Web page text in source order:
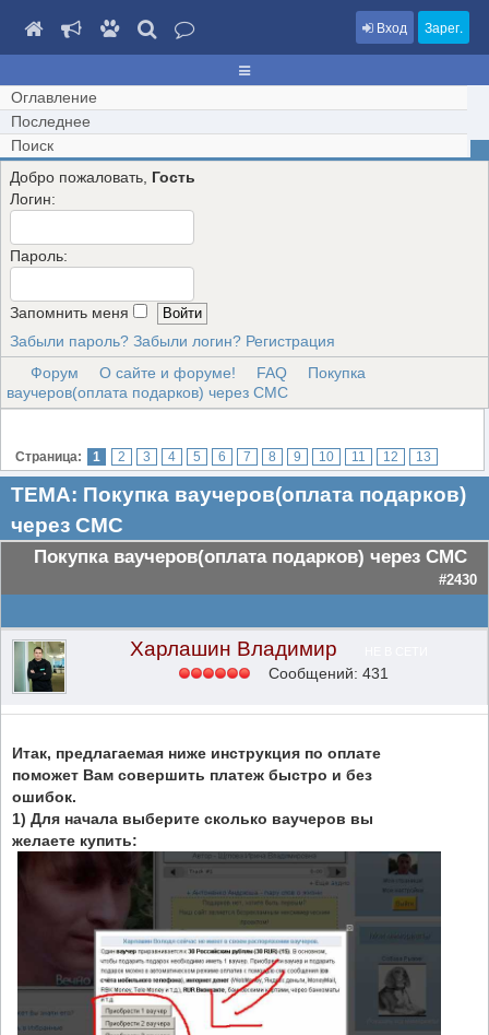
Вход Зарег.
Оглавление
Последнее
Поиск
Добро пожаловать, Гость
Логин:
Пароль:
Запомнить меня
Забыли пароль? Забыли логин? Регистрация
Форум
О сайте и форуме! FAQ
Покупка
ваучеров(оплата подарков) через СМС
Страница: 1 2 3 4 5 6 7 8 9 10 11 12 13
ТЕМА: Покупка ваучеров(оплата подарков)
через СМС
Покупка ваучеров(оплата подарков) через СМС
#2430
Харлашин Владимир
Сообщений: 431
Итак, предлагаемая ниже инструкция по оплате
поможет Вам совершить платеж быстро и без
ошибок.
1) Для начала выберите сколько ваучеров вы
желаете купить: